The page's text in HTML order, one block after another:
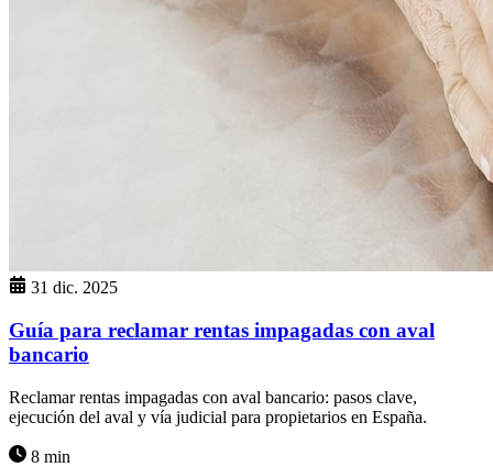
31 dic. 2025
Guía para reclamar rentas impagadas con aval
bancario
Reclamar rentas impagadas con aval bancario: pasos clave,
ejecución del aval y vía judicial para propietarios en España.
8 min